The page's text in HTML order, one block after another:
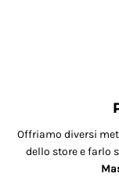
Offriamo diversi
dello store e farlo